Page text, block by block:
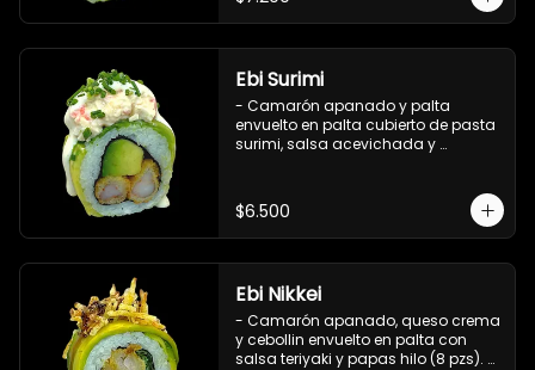
Ebi Surimi
- Camarón apanado y palta
envuelto en palta cubierto de pasta
surimi, salsa acevichada y
$6.500
Ebi Nikkei
- Camarón apanado, queso crema
y cebollin envuelto en palta con
salsa teriyaki y papas hilo (8 pzs).